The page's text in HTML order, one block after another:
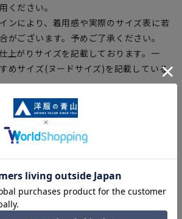
ください。
ンにより、着用感や実際のサイズ表に若
がございます。予めご了承ください。
上がりサイズを記載しております。一
めサイズ(ヌードサイズ)を記載している
モニター環境、また撮影時の室内外の光
品と掲載画像の色味が異なる場合がござ
トと商品在庫を共有しております関係
タイミングにより欠品が発生し、ご注文
ございます。予めご了承ください。
につきましても、ご注文のタイミングに
ービスを選択できない場合がございま